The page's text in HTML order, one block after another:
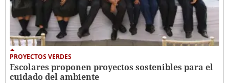
PROYECTOS VERDES
Escolares proponen proyectos sostenibles para el
cuidado del ambiente